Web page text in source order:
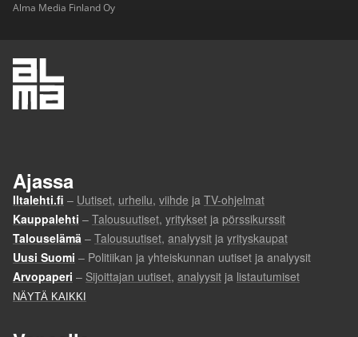
Alma Media Finland Oy